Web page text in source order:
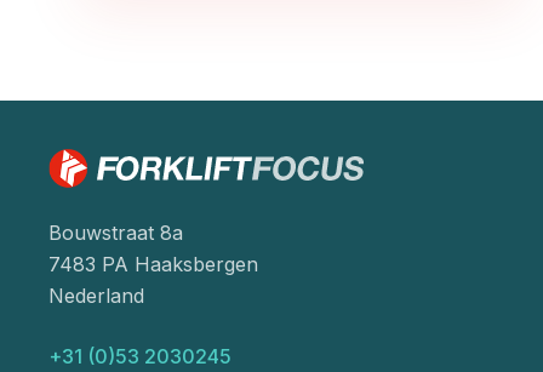
Bouwstraat 8a
7483 PA Haaksbergen
Nederland
+31 (0)53 2030245